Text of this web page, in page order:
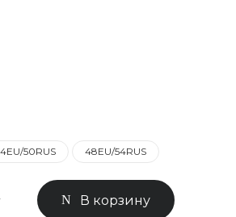
50RUS 48EU/54RUS
В корзину